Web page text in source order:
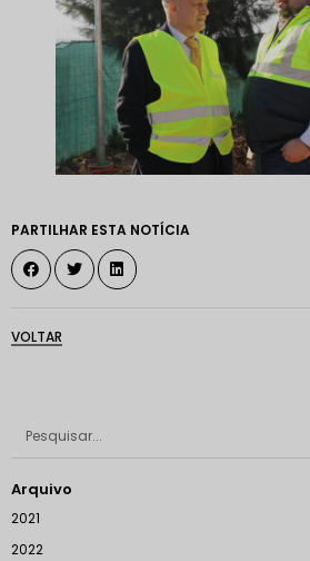
PARTILHAR ESTA NOTÍCIA
VOLTAR
Arquivo
2021
2022